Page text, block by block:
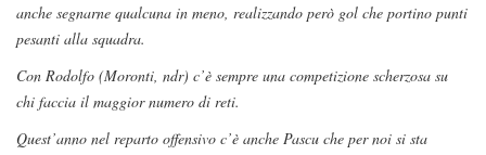
anche segnarne qualcuna in meno, realizzando però gol che portino punti
pesanti alla squadra.
Con Rodolfo (Moronti, ndr) c’è sempre una competizione scherzosa su
chi faccia il maggior numero di reti.
Quest’anno nel reparto offensivo c’è anche Pascu che per noi si sta